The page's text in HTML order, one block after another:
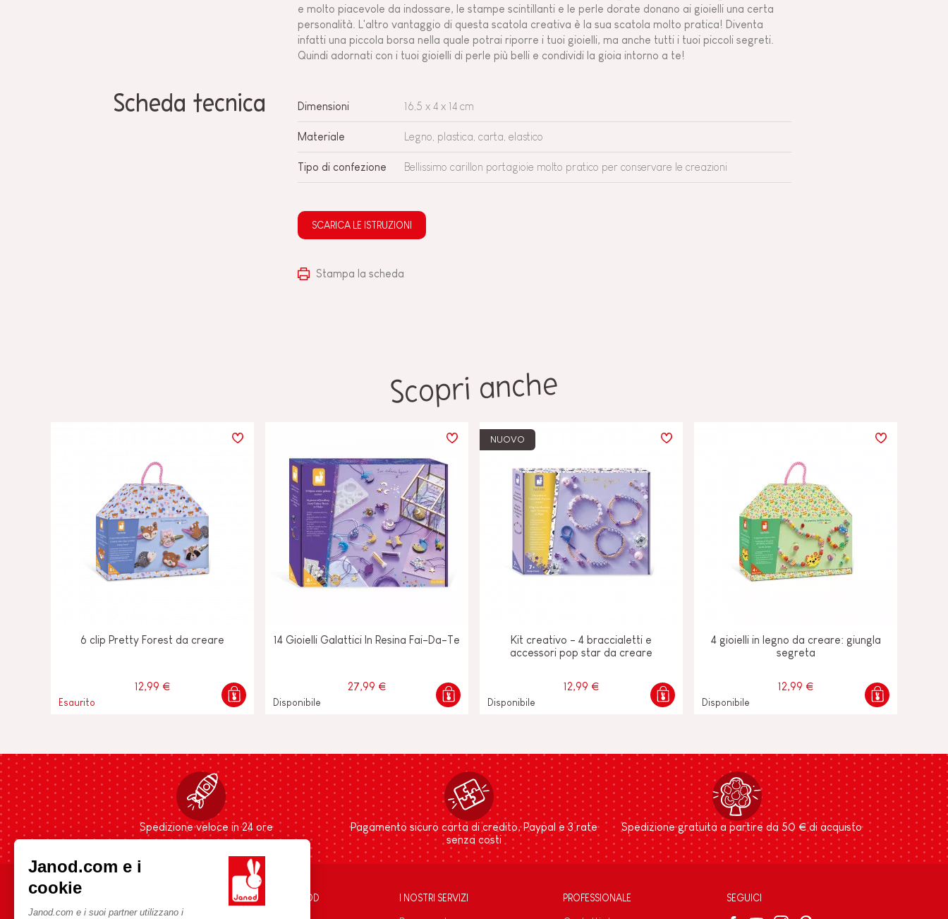
Janod.com e i
cookie
Janod.com e i suoi partner utilizzano i
e molto piacevole da indossare, le stampe scintillanti e le perle dorate donano ai gioielli una certa
personalità. L'altro vantaggio di questa scatola creativa è la sua scatola molto pratica! Diventa
infatti una piccola borsa nella quale potrai riporre i tuoi gioielli, ma anche tutti i tuoi piccoli segreti.
Quindi adornati con i tuoi gioielli di perle più belli e condividi la gioia intorno a te!
Scheda tecnica Dimensioni 16,5 x 4 x 14 cm
Materiale Legno, plastica, carta, elastico
Tipo di confezione Bellissimo carillon portagioie molto pratico per conservare le creazioni
SCARICA LE ISTRUZIONI
Stampa la scheda
Scopri anche
6 clip Pretty Forest da creare
12,99 €
Esaurito
14 Gioielli Galattici In Resina Fai-Da-Te
27,99 €
Disponibile
NUOVO
Kit creativo - 4 braccialetti e
accessori pop star da creare
12,99 €
Disponibile
4 gioielli in legno da creare: giungla
segreta
12,99 €
Disponibile
Spedizione veloce in 24 ore
Pagamento sicuro carta di credito, Paypal e 3 rate
senza costi
Spedizione gratuita a partire da 50 € di acquisto
AIUTO E INFORMAZIONI L'UNIVERSO JANOD I NOSTRI SERVIZI PROFESSIONALE SEGUICI